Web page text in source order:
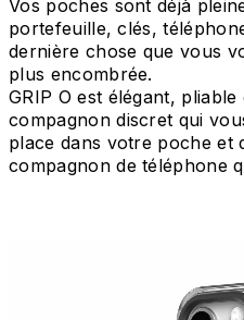
Vos poches sont déjà
portefeuille, clés,
dernière chose que vous
plus encombrée.
GRIP O est élégant,
compagnon discret qui
place dans votre poche et
compagnon de téléphone